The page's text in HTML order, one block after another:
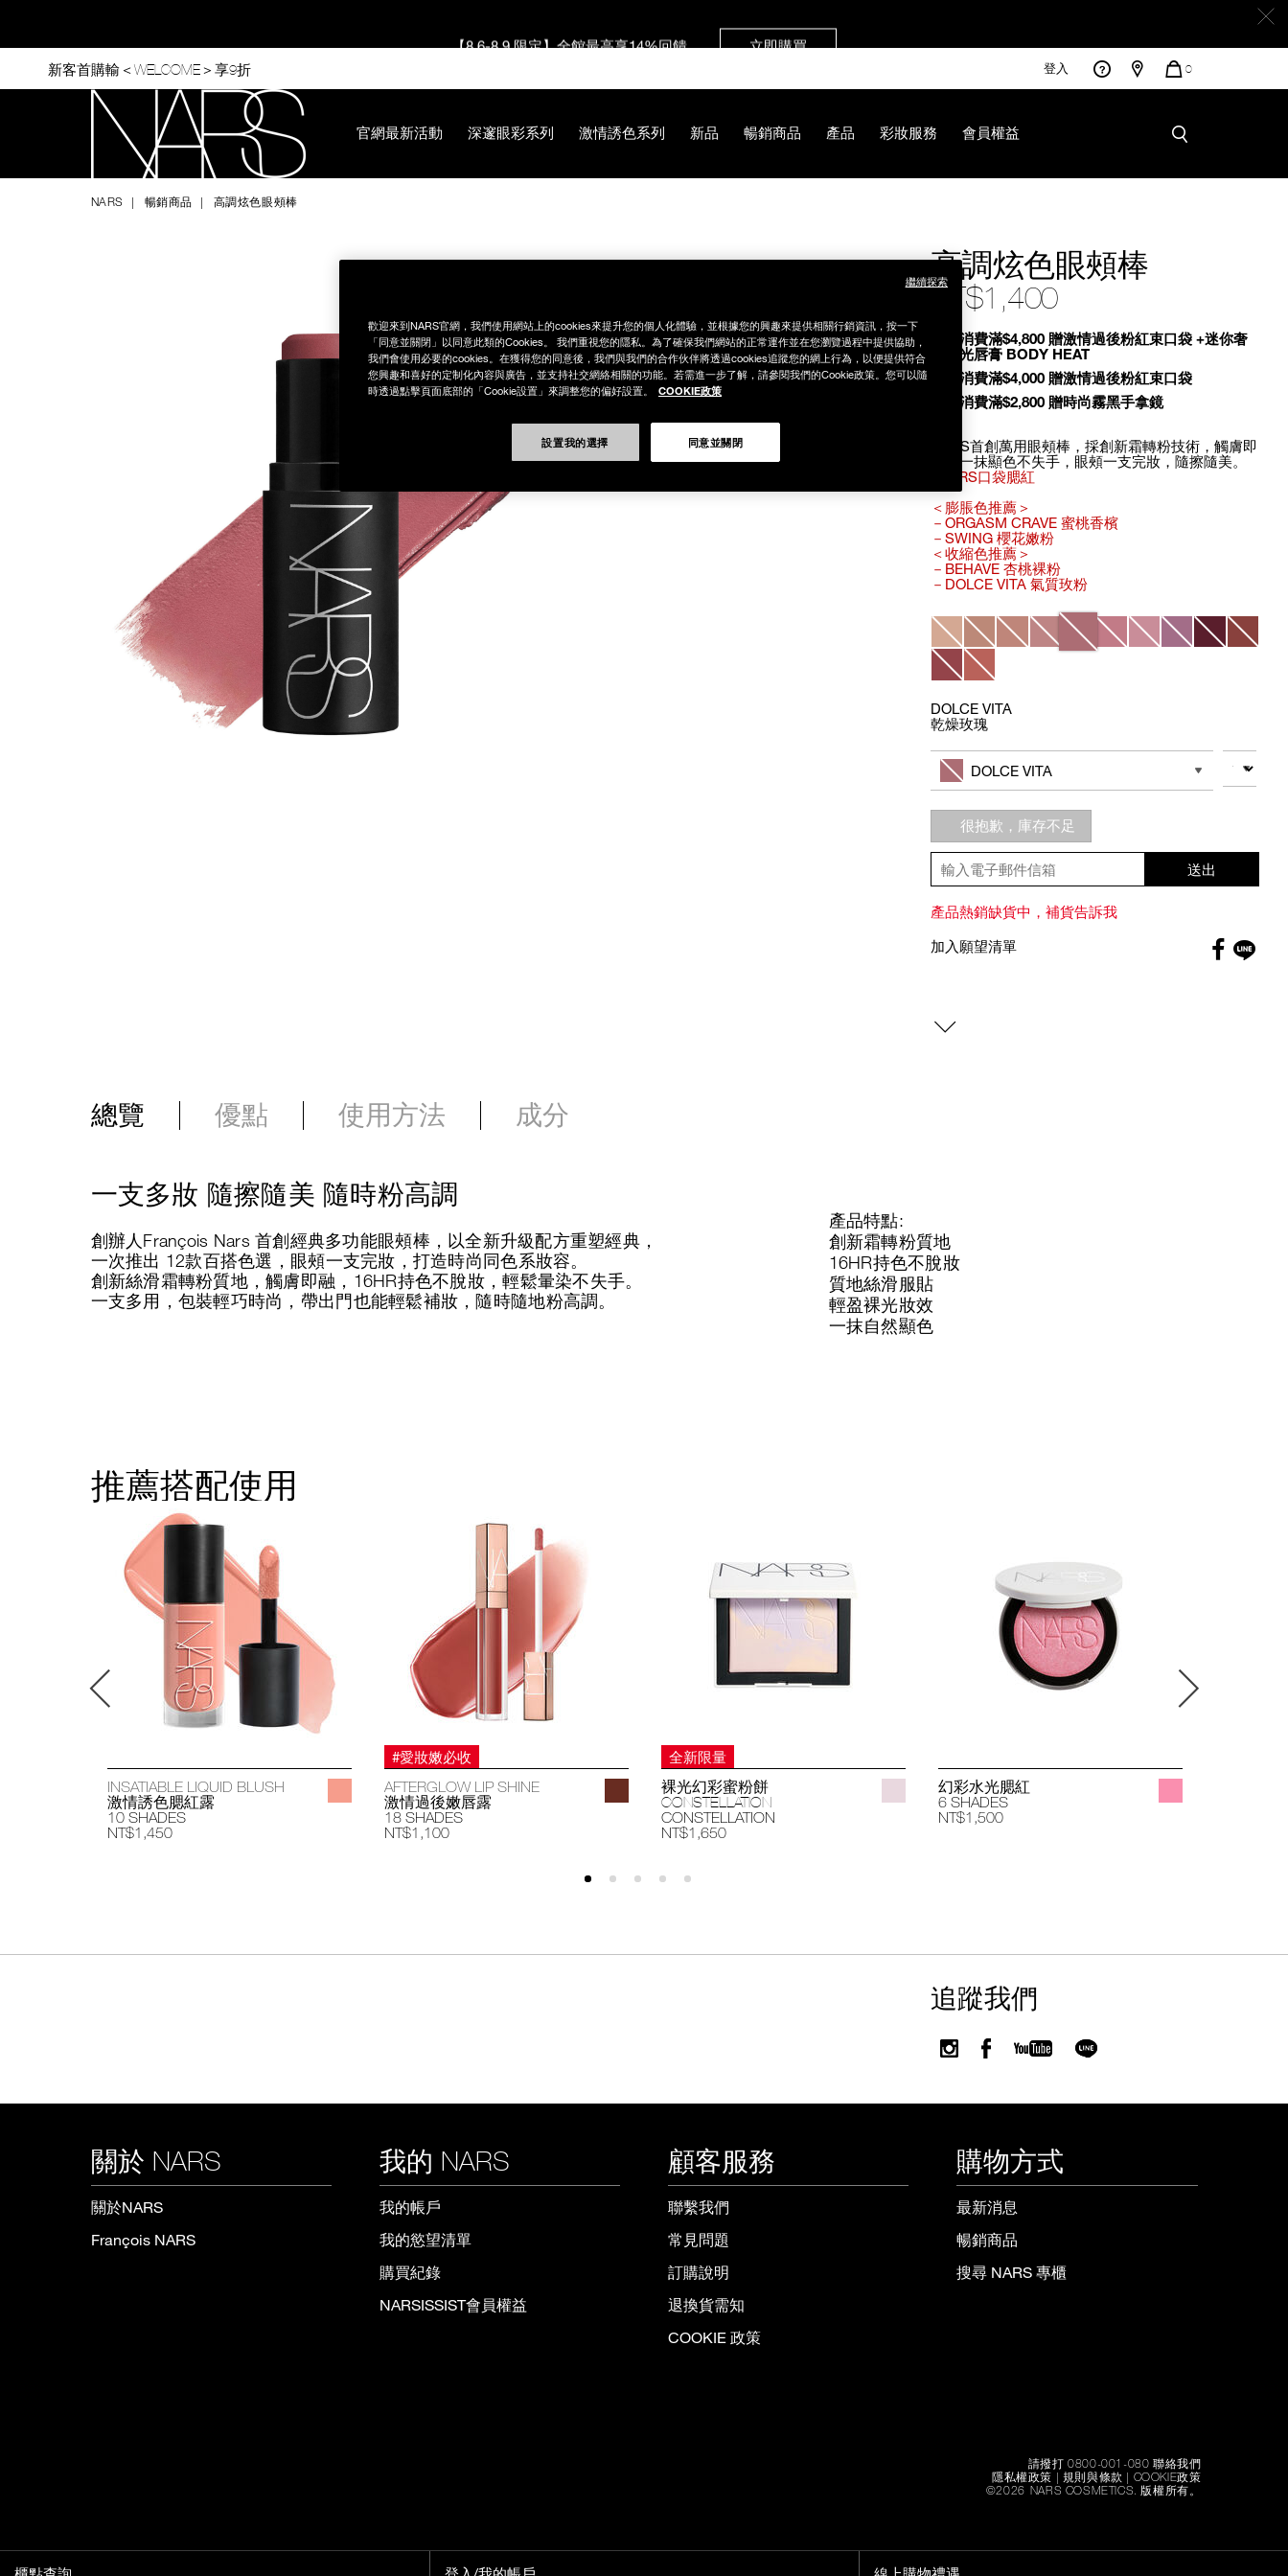
content
【8.6-8.9 限定】全館最高享14%回饋 立即購買
新客首購輸＜WELCOME＞享9折 登入
您
0
官網最新活動 深邃眼彩系列 激情誘色系列 新品 暢銷商品 產品 彩妝服務 會員權益
NARS 暢銷商品 高調炫色眼頰棒
高調炫色眼頰棒
NT$1,400
Promotions
全館消費滿$4,800 贈激情過後粉紅束口袋 +迷你奢
慾緞光唇膏 BODY HEAT
全館消費滿$4,000 贈激情過後粉紅束口袋
全館消費滿$2,800 贈時尚霧黑手拿鏡
NARS首創萬用眼頰棒，採創新霜轉粉技術，觸膚即
融，一抹顯色不失手，眼頰一支完妝，隨擦隨美。
#NARS口袋腮紅
＜膨脹色推薦＞
－ORGASM CRAVE 蜜桃香檳
－SWING 櫻花嫩粉
＜收縮色推薦＞
－BEHAVE 杏桃裸粉
－DOLCE VITA 氣質玫粉
Variations
DOLCE VITA
乾燥玫瑰
to
cart
options
Actions
其他色系
DOLCE VITA
數量
很抱歉，庫存不足
送出
產品熱銷缺貨中，補貨告訴我
加入願望清單
總覽 優點 使用方法 成分
一支多妝 隨擦隨美 隨時粉高調
創辦人François Nars 首創經典多功能眼頰棒，以全新升級配方重塑經典，
一次推出 12款百搭色選，眼頰一支完妝，打造時尚同色系妝容。
創新絲滑霜轉粉質地，觸膚即融，16HR持色不脫妝，輕鬆暈染不失手。
一支多用，包裝輕巧時尚，帶出門也能輕鬆補妝，隨時隨地粉高調。
產品特點:
創新霜轉粉質地
16HR持色不脫妝
質地絲滑服貼
輕盈裸光妝效
一抹自然顯色
推薦搭配使用
INSATIABLE LIQUID BLUSH
激情誘色腮紅露
10 SHADES
NT$1,450
#愛妝嫩必收
AFTERGLOW LIP SHINE
激情過後嫩唇露
18 SHADES
NT$1,100
全新限量
裸光幻彩蜜粉餅
CONSTELLATION
CONSTELLATION
NT$1,650
幻彩水光腮紅
6 SHADES
NT$1,500
追蹤我們
關於 NARS
關於NARS
François NARS
我的 NARS
我的帳戶
我的慾望清單
購買紀錄
NARSISSIST會員權益
顧客服務
聯繫我們
常見問題
訂購說明
退換貨需知
COOKIE 政策
購物方式
最新消息
暢銷商品
搜尋 NARS 專櫃
請撥打 0800-001-080 聯絡我們
隱私權政策 | 規則與條款 | COOKIE政策
©2026 NARS COSMETICS. 版權所有。
歡迎來到NARS官網，我們使用網站上的cookies來提升您的個人化體驗，並根據您的興趣來提供相關行銷資訊，按一下
「同意並關閉」以同意此類的Cookies。 我們重視您的隱私。為了確保我們網站的正常運作並在您瀏覽過程中提供協助，
我們會使用必要的cookies。在獲得您的同意後，我們與我們的合作伙伴將透過cookies追蹤您的網上行為，以便提供符合
您興趣和喜好的定制化內容與廣告，並支持社交網絡相關的功能。若需進一步了解，請參閱我們的Cookie政策。您可以隨
時透過點擊頁面底部的「Cookie設置」來調整您的偏好設置。
COOKIE政策
設置我的選擇 同意並關閉
繼續探索